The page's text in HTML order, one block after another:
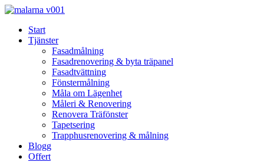
Skip
contentStart
Tjänster
Fasadmålning
Fasadrenovering & byta träpanel
Fasadtvättning
Fönstermålning
Måla om Lägenhet
Måleri & Renovering
Renovera Träfönster
Tapetsering
Trapphusrenovering & målning
Blogg
Offert